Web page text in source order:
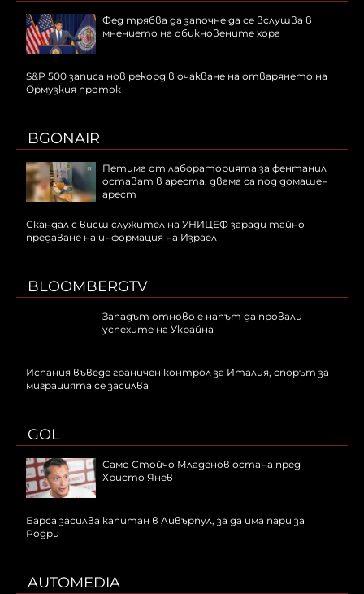
Фед трябва да започне да се вслушва в
мнението на обикновените хора
S&P 500 записа нов рекорд в очакване на отварянето на
Ормузкия проток
BGONAIR
Петима от лабораторията за фентанил
остават в ареста, двама са под домашен
арест
Скандал с висш служител на УНИЦЕФ заради тайно
предаване на информация на Израел
BLOOMBERGTV
Западът отново е напът да провали
успехите на Украйна
Испания въведе граничен контрол за Италия, спорът за
миграцията се засилва
GOL
Само Стойчо Младенов остана пред
Христо Янев
Барса засилва капитан в Ливърпул, за да има пари за
Родри
AUTOMEDIA